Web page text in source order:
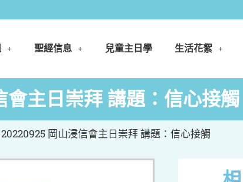
聖經信息 兒童主日學 生活花絮
會主日崇拜 講題：信心接觸
20220925 岡山浸信會主日崇拜 講題：信心接觸